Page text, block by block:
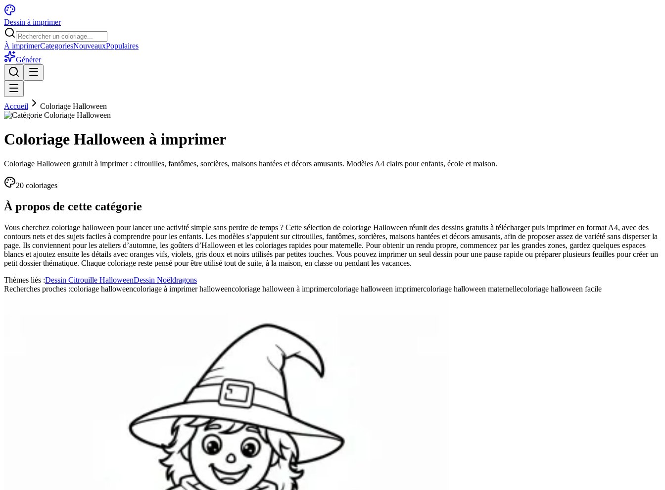
Dessin à imprimer
À imprimerCategoriesNouveauxPopulaires
Générer
Accueil Coloriage Halloween
Coloriage Halloween à imprimer
Coloriage Halloween gratuit à imprimer : citrouilles, fantômes, sorcières, maisons hantées et décors amusants. Modèles A4 clairs pour enfants, école et maison.
20 coloriages
À propos de cette catégorie
Vous cherchez coloriage halloween pour lancer une activité simple sans perdre de temps ? Cette sélection de coloriage Halloween réunit des dessins gratuits à télécharger puis imprimer en format A4, avec des
contours nets et des sujets faciles à comprendre pour les enfants. Les modèles s’appuient sur citrouilles, fantômes, sorcières, maisons hantées et décors amusants, afin de proposer assez de variété sans disperser la
page. Ils conviennent pour les ateliers d’automne, les goûters d’Halloween et les coloriages rapides pour maternelle. Pour obtenir un rendu propre, commencez par les grandes zones, gardez quelques espaces
blancs et ajoutez ensuite les détails avec oranges vifs, violets, gris doux et noirs utilisés par petites touches. Vous pouvez imprimer un seul dessin pour une pause rapide ou préparer plusieurs feuilles pour créer un
petit dossier thématique. Chaque coloriage reste pensé pour être utilisé tout de suite, à la maison, en classe ou pendant les vacances.
Thèmes liés :Dessin Citrouille HalloweenDessin Noëldragons
Recherches proches :coloriage halloweencoloriage à imprimer halloweencoloriage halloween à imprimercoloriage halloween imprimercoloriage halloween maternellecoloriage halloween facile